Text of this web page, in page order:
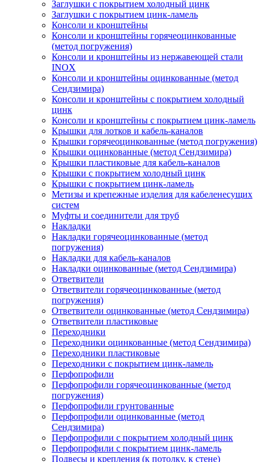
Заглушки с покрытием холодный цинк
Заглушки с покрытием цинк-ламель
Консоли и кронштейны
Консоли и кронштейны горячеоцинкованные
(метод погружения)
Консоли и кронштейны из нержавеющей стали
INOX
Консоли и кронштейны оцинкованные (метод
Сендзимира)
Консоли и кронштейны с покрытием холодный
цинк
Консоли и кронштейны с покрытием цинк-ламель
Крышки для лотков и кабель-каналов
Крышки горячеоцинкованные (метод погружения)
Крышки оцинкованные (метод Сендзимира)
Крышки пластиковые для кабель-каналов
Крышки с покрытием холодный цинк
Крышки с покрытием цинк-ламель
Метизы и крепежные изделия для кабеленесущих
систем
Муфты и соединители для труб
Накладки
Накладки горячеоцинкованные (метод
погружения)
Накладки для кабель-каналов
Накладки оцинкованные (метод Сендзимира)
Ответвители
Ответвители горячеоцинкованные (метод
погружения)
Ответвители оцинкованные (метод Сендзимира)
Ответвители пластиковые
Переходники
Переходники оцинкованные (метод Сендзимира)
Переходники пластиковые
Переходники с покрытием цинк-ламель
Перфопрофили
Перфопрофили горячеоцинкованные (метод
погружения)
Перфопрофили грунтованные
Перфопрофили оцинкованные (метод
Сендзимира)
Перфопрофили с покрытием холодный цинк
Перфопрофили с покрытием цинк-ламель
Подвесы и крепления (к потолку, к стене)